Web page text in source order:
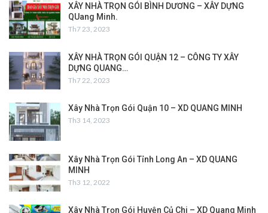
XÂY NHÀ TRỌN GÓI BÌNH DƯƠNG – XÂY DỰNG
QUang Minh.
Th7 23, 2023
XÂY NHÀ TRỌN GÓI QUẬN 12 – CÔNG TY XÂY
DỰNG QUANG…
Th7 22, 2023
Xây Nhà Trọn Gói Quận 10 – XD QUANG MINH
Th3 14, 2023
Xây Nhà Trọn Gói Tỉnh Long An – XD QUANG
MINH
Th3 12, 2022
Xây Nhà Trọn Gói Huyện Củ Chi – XD Quang Minh